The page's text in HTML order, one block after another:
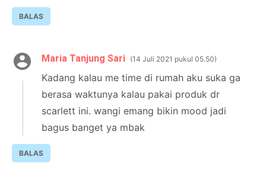
BALAS
Maria Tanjung Sari 14 Juli 2021 pukul 05.50
Kadang kalau me time di rumah aku suka ga
berasa waktunya kalau pakai produk dr
scarlett ini. wangi emang bikin mood jadi
bagus banget ya mbak
BALAS